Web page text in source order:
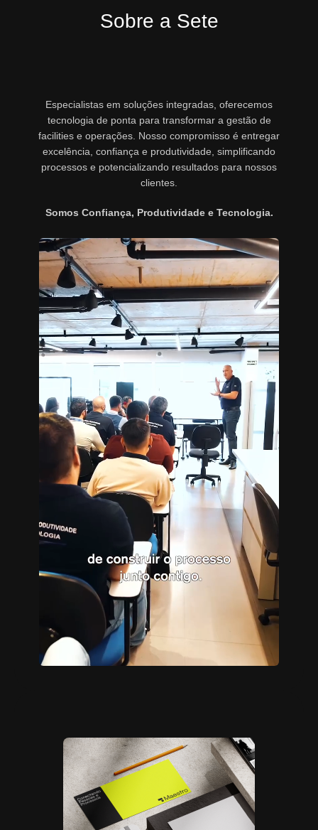
Sobre a Sete
Especialistas em soluções integradas, oferecemos
tecnologia de ponta para transformar a gestão de
facilities e operações. Nosso compromisso é entregar
excelência, confiança e produtividade, simplificando
processos e potencializando resultados para nossos
clientes.
Somos Confiança, Produtividade e Tecnologia.